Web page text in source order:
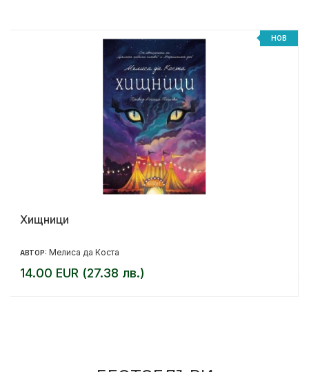
НОВ
Хищници
АВТОР: Мелиса да Коста
14.00 EUR (27.38 лв.)